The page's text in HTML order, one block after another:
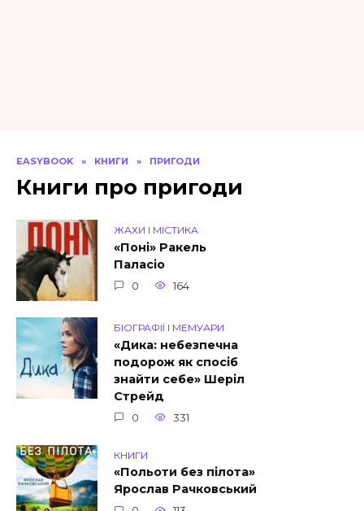
EASYBOOK » КНИГИ » ПРИГОДИ
Книги про пригоди
ЖАХИ І МІСТИКА
«Поні» Ракель
Паласіо
0 164
БІОГРАФІЇ І МЕМУАРИ
«Дика: небезпечна
подорож як спосіб
знайти себе» Шеріл
Стрейд
0 331
КНИГИ
«Польоти без пілота»
Ярослав Рачковський